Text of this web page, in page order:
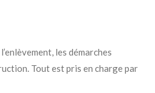
les démarches
Tout est pris en charge par